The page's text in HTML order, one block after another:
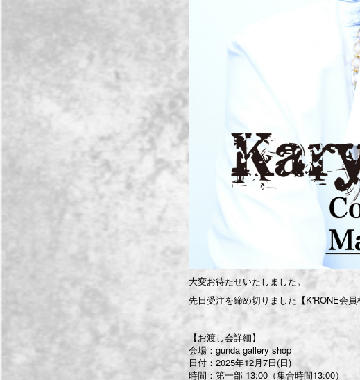
大変お待たせいたしました。
先日受注を締め切りました【K'RONE会
【お渡し会詳細】
会場：gunda gallery shop
日付：2025年12月7日(日)
時間：第一部 13:00（集合時間13:00）